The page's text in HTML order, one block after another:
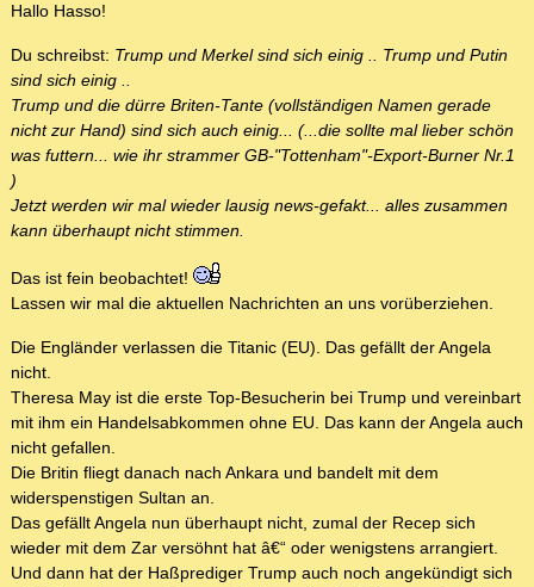
Hallo Hasso!
Du schreibst: Trump und Merkel sind sich einig .. Trump und Putin
sind sich einig ..
Trump und die dürre Briten-Tante (vollständigen Namen gerade
nicht zur Hand) sind sich auch einig... (...die sollte mal lieber schön
was futtern... wie ihr strammer GB-"Tottenham"-Export-Burner Nr.1
)
Jetzt werden wir mal wieder lausig news-gefakt... alles zusammen
kann überhaupt nicht stimmen.
Das ist fein beobachtet!
Lassen wir mal die aktuellen Nachrichten an uns vorüberziehen.
Die Engländer verlassen die Titanic (EU). Das gefällt der Angela
nicht.
Theresa May ist die erste Top-Besucherin bei Trump und vereinbart
mit ihm ein Handelsabkommen ohne EU. Das kann der Angela auch
nicht gefallen.
Die Britin fliegt danach nach Ankara und bandelt mit dem
widerspenstigen Sultan an.
Das gefällt Angela nun überhaupt nicht, zumal der Recep sich
wieder mit dem Zar versöhnt hat â€“ oder wenigstens arrangiert.
Und dann hat der Haßprediger Trump auch noch angekündigt sich